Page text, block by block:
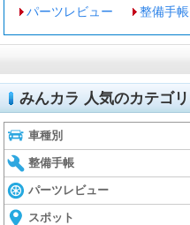
パーツレビュー 整備手帳
みんカラ 人気のカテゴリ
車種別
整備手帳
パーツレビュー
スポット